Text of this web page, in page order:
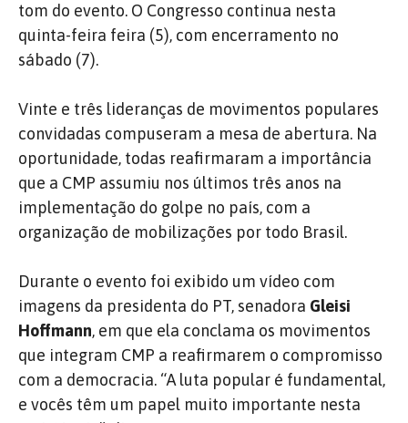
tom do evento. O Congresso continua nesta
quinta-feira feira (5), com encerramento no
sábado (7).
Vinte e três lideranças de movimentos populares
convidadas compuseram a mesa de abertura. Na
oportunidade, todas reafirmaram a importância
que a CMP assumiu nos últimos três anos na
implementação do golpe no país, com a
organização de mobilizações por todo Brasil.
Durante o evento foi exibido um vídeo com
imagens da presidenta do PT, senadora Gleisi
Hoffmann, em que ela conclama os movimentos
que integram CMP a reafirmarem o compromisso
com a democracia. “A luta popular é fundamental,
e vocês têm um papel muito importante nesta